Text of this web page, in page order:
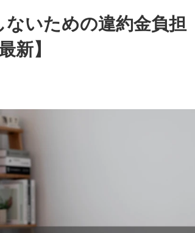
いための違約金負担
新】